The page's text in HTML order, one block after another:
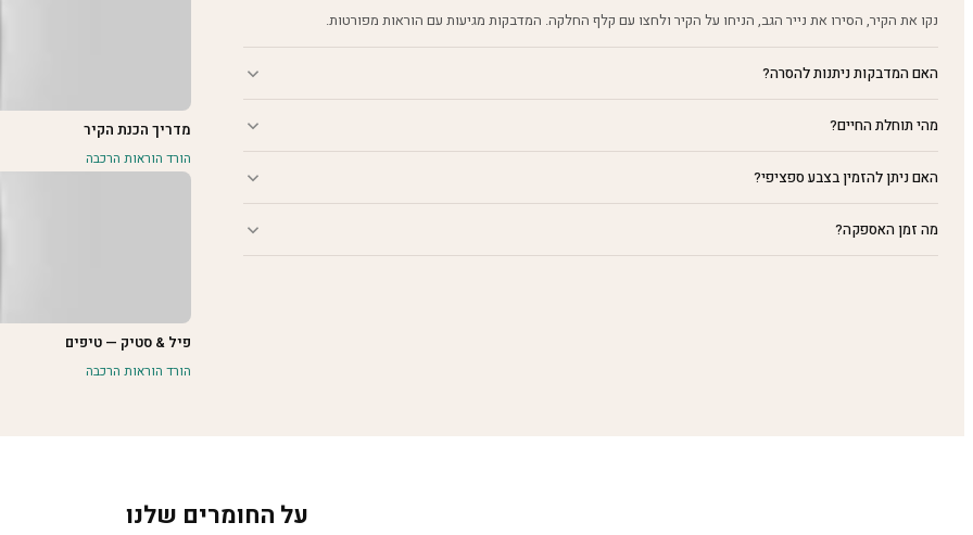
נקו את הקיר, הסירו את נייר הגב, הניחו על הקיר ולחצו עם קלף החלקה. המדבקות מגיעות עם הוראות מפורטות.
האם המדבקות ניתנות להסרה?
מהי תוחלת החיים?
האם ניתן להזמין בצבע ספציפי?
מה זמן האספקה?
מדריך הכנת הקיר
הורד הוראות הרכבה
פיל & סטיק — טיפים
הורד הוראות הרכבה
על החומרים שלנו